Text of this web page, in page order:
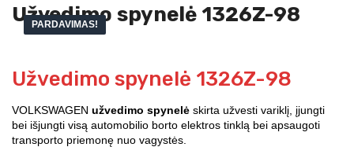
Užvedimo spynelė 1326Z-98
PARDAVIMAS!
Užvedimo spynelė 1326Z-98
VOLKSWAGEN užvedimo spynelė skirta užvesti variklį, įjungti
bei išjungti visą automobilio borto elektros tinklą bei apsaugoti
transporto priemonę nuo vagystės.